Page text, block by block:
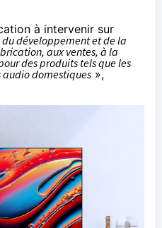
à intervenir sur
du développement et de la
aux ventes, à la
des produits tels que les
audio domestiques »,